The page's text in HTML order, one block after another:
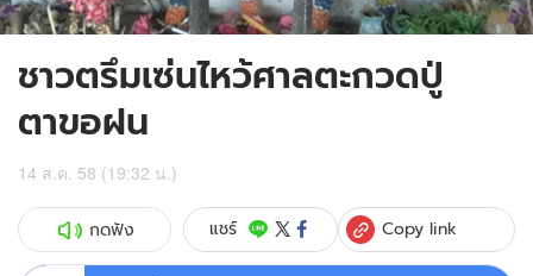
ชาวตรึมเซ่นไหว้ศาลตะกวดปู่
ตาขอฝน
14 ส.ค. 58 (19:32 น.)
กดฟัง แชร์ Copy link